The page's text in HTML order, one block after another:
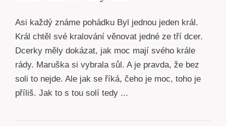
Asi každý známe pohádku Byl jednou jeden král.
Král chtěl své kralování věnovat jedné ze tří dcer.
Dcerky měly dokázat, jak moc mají svého krále
rády. Maruška si vybrala sůl. A je pravda, že bez
soli to nejde. Ale jak se říká, čeho je moc, toho je
příliš. Jak to s tou solí tedy ...